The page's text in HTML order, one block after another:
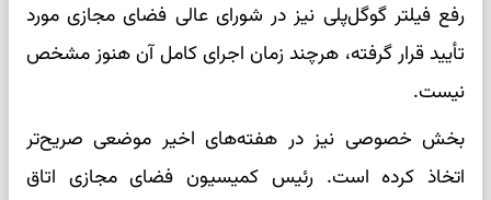
رفع فیلتر گوگل‌پلی نیز در شورای عالی فضای مجازی مورد
تأیید قرار گرفته، هرچند زمان اجرای کامل آن هنوز مشخص
نیست.
بخش خصوصی نیز در هفته‌های اخیر موضعی صریح‌تر
اتخاذ کرده است. رئیس کمیسیون فضای مجازی اتاق